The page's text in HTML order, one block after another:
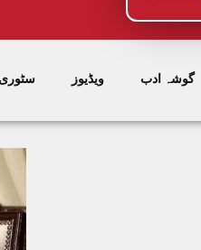
گوشہ ادب ویڈیوز